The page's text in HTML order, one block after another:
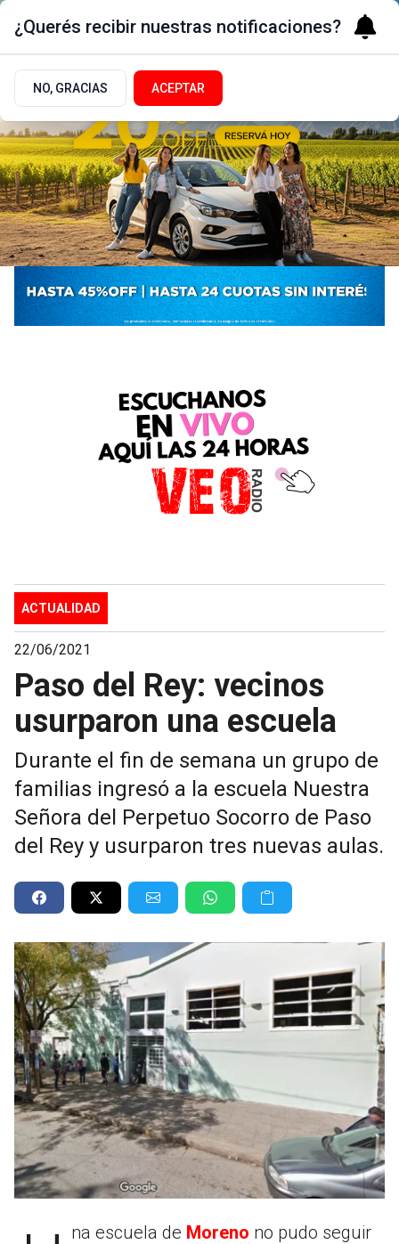
ACTUALIDAD
22/06/2021
Paso del Rey: vecinos
usurparon una escuela
Durante el fin de semana un grupo de
familias ingresó a la escuela Nuestra
Señora del Perpetuo Socorro de Paso
del Rey y usurparon tres nuevas aulas.
Una escuela de Moreno no pudo seguir
¿Querés recibir nuestras notificaciones?
NO, GRACIAS ACEPTAR